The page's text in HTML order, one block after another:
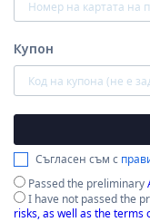
Купон
Съгласен съм с
Passed the preliminary
I have not passed the
risks, as well as the terms